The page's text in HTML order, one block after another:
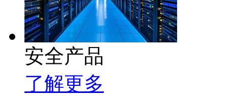
安全产品
了解更多